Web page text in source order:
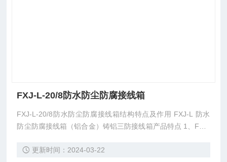
FXJ-L-20/8防水防尘防腐接线箱
FXJ-L-20/8防水防尘防腐接线箱结构特点及作用 FXJ-L 防水
防尘防腐接线箱（铝合金）铸铝三防接线箱产品特点 1、FXJ-
料模压成型，结构轻巧，外形美观。 2、FXJ-Q防水防尘防腐
更新时间：2024-03-22